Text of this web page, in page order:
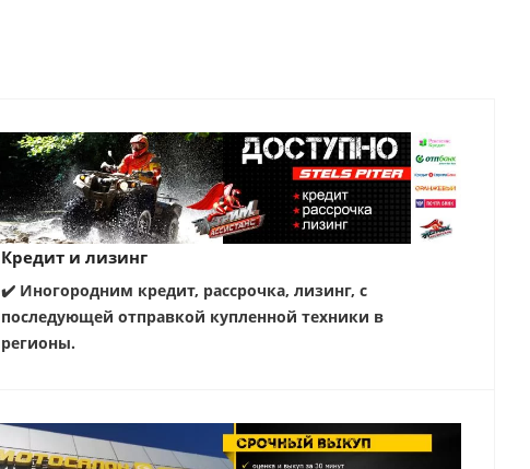
Кредит и лизинг
✔️ Иногородним кредит, рассрочка, лизинг, с
последующей отправкой купленной техники в
регионы.